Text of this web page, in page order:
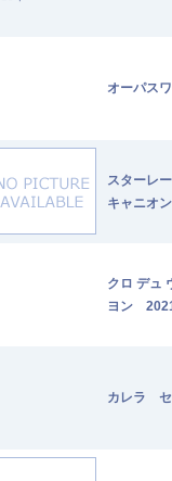
オーパス
スターレ
キャニオ
クロ デュ
ヨン
カレラ